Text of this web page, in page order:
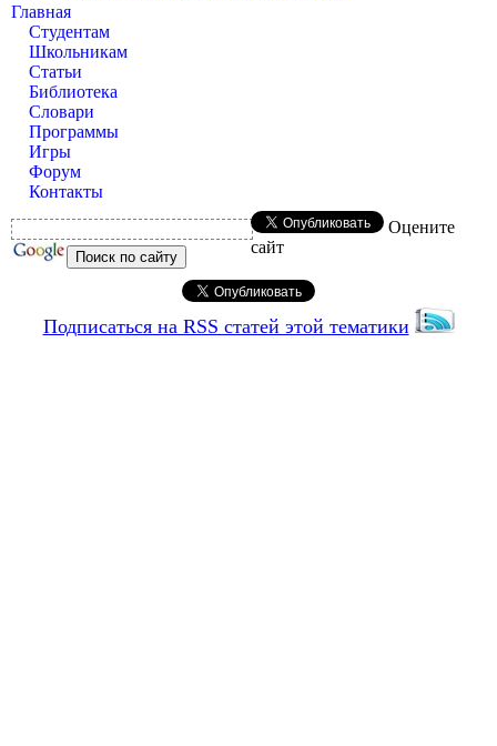
Главная
Студентам
Школьникам
Статьи
Библиотека
Словари
Программы
Игры
Форум
Контакты
Оцените
сайт
Подписаться на RSS статей этой тематики